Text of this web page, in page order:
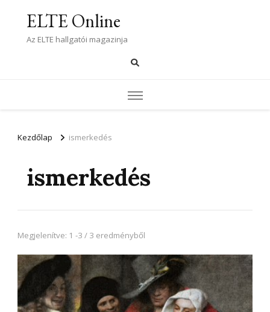
ELTE Online
Az ELTE hallgatói magazinja
Kezdőlap ismerkedés
ismerkedés
Megjelenítve: 1 -3 / 3 eredményből